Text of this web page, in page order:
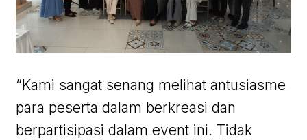
“Kami sangat senang melihat antusiasme
para peserta dalam berkreasi dan
berpartisipasi dalam event ini. Tidak